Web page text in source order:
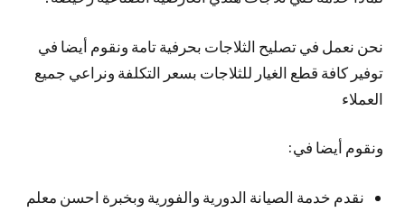
نحن نعمل في تصليح الثلاجات بحرفية تامة ونقوم أيضا في
توفير كافة قطع الغيار للثلاجات بسعر التكلفة ونراعي جميع
العملاء
ونقوم أيضا في:
نقدم خدمة الصيانة الدورية والفورية وبخبرة احسن معلم